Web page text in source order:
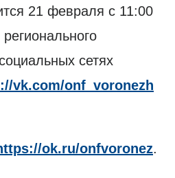
21 февраля с 11:00
сетях
vk.com/onf_voronezh
ok.ru/onfvoronez.